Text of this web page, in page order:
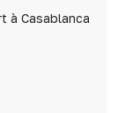
à Casablanca